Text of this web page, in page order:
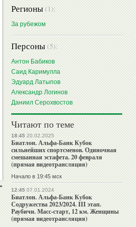
Александр
ЛОГИНОВ
Даниил
СЕРОХВОСТОВ
Регионы(1):
За рубежом
Персоны(5):
Антон Бабиков
Саид Каримулла
Эдуард Латыпов
Александр Логинов
Даниил Серохвостов
Читают по теме
18:4520.02.2025
Биатлон. Альфа-Банк Кубок
сильнейших спортсменов. Одиночная
смешанная эстафета. 20 февраля
(прямая видеотрансляция)
Начало в 19:45 мск
12:4507.01.2024
Биатлон. Альфа-Банк Кубок
Содружества 2023/2024. III этап.
Раубичи. Масс-старт, 12 км. Женщины
(прямая видеотрансляция)